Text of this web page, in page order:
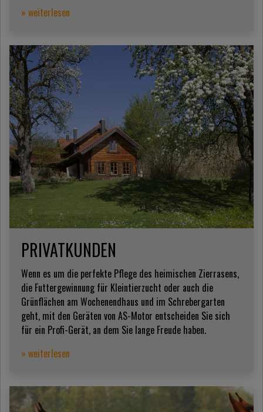
» weiterlesen
PRIVATKUNDEN
Wenn es um die perfekte Pflege des heimischen Zierrasens,
die Futtergewinnung für Kleintierzucht oder auch die
Grünflächen am Wochenendhaus und im Schrebergarten
geht, mit den Geräten von AS-Motor entscheiden Sie sich
für ein Profi-Gerät, an dem Sie lange Freude haben.
» weiterlesen